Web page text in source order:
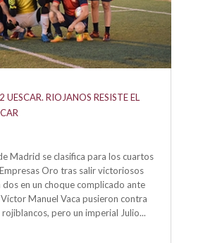
UESCAR. RIOJANOS RESISTE EL
Madrid se clasifica para los cuartos
Oro tras salir victoriosos
dos en un choque complicado ante
Víctor Manuel Vaca pusieron contra
rojiblancos, pero un imperial Julio...